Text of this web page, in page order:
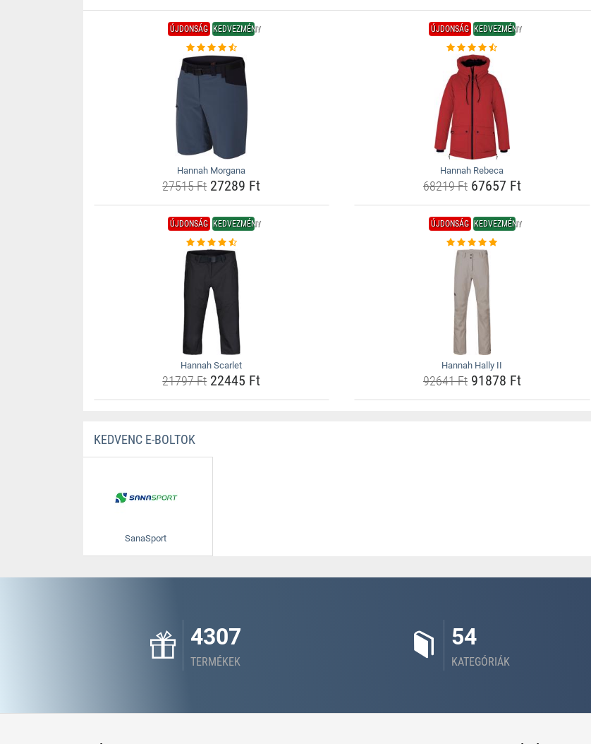
ÚJDONSÁG KEDVEZMÉNY
Hannah Morgana
27515 Ft27289 Ft
ÚJDONSÁG KEDVEZMÉNY
Hannah Rebeca
68219 Ft67657 Ft
ÚJDONSÁG KEDVEZMÉNY
Hannah Scarlet
21797 Ft22445 Ft
ÚJDONSÁG KEDVEZMÉNY
Hannah Hally II
92641 Ft91878 Ft
KEDVENC E-BOLTOK
SanaSport
4307
TERMÉKEK
54
KATEGÓRIÁK